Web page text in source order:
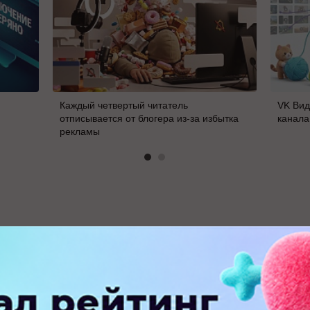
Каждый четвертый читатель
отписывается от блогера из-за избытка
рекламы
VK